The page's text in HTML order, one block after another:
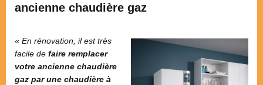
ancienne chaudière gaz
« En rénovation, il est très
facile de faire remplacer
votre ancienne chaudière
gaz par une chaudière à